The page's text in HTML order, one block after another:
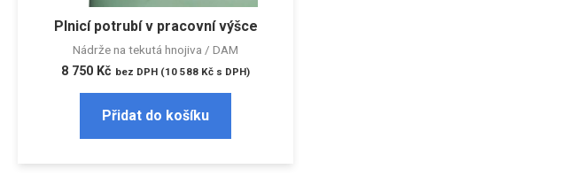
Plnicí potrubí v pracovní výšce
Nádrže na tekutá hnojiva / DAM
8 750 Kč bez DPH (10 588 Kč s DPH)
Přidat do košíku